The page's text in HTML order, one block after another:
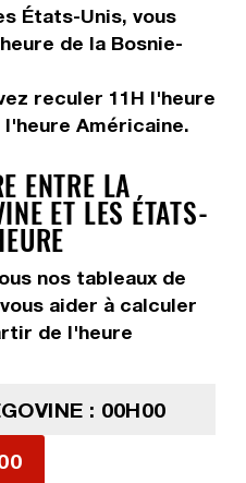
États-Unis, vous
de la Bosnie-
reculer 11H l'heure
Américaine.
ENTRE LA
ET LES ÉTATS-
nos tableaux de
aider à calculer
de l'heure
: 00H00